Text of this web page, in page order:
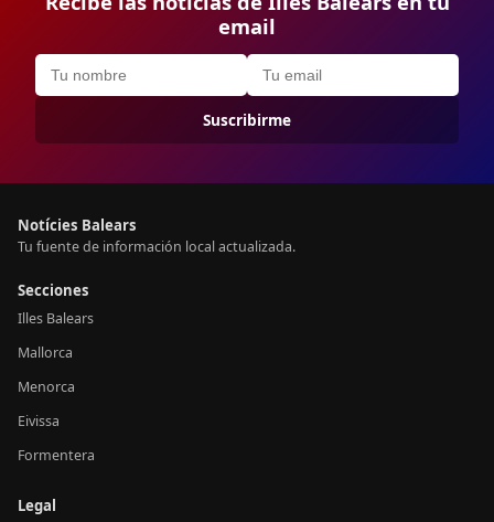
email
Suscribirme
Notícies Balears
Tu fuente de información local actualizada.
Secciones
Illes Balears
Mallorca
Menorca
Eivissa
Formentera
Legal